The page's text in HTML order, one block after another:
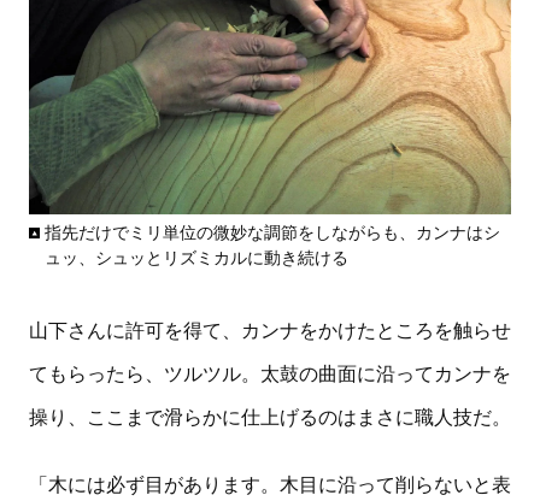
指先だけでミリ単位の微妙な調節をしながらも、カンナはシ
ュッ、シュッとリズミカルに動き続ける
山下さんに許可を得て、カンナをかけたところを触らせ
てもらったら、ツルツル。太鼓の曲面に沿ってカンナを
操り、ここまで滑らかに仕上げるのはまさに職人技だ。
「木には必ず目があります。木目に沿って削らないと表